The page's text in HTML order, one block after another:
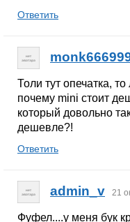
Ответить
Толи тут опечатка,
почему mini стоит
который довольно
дешевле?!
Ответить
admin_v 21
Фуфел....у меня бук